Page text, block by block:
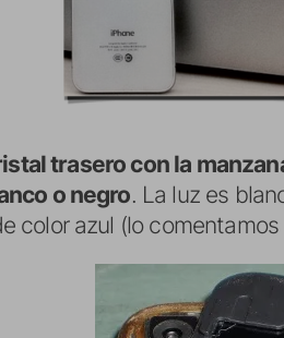
trasero con la
o negro. La luz es
color azul (lo